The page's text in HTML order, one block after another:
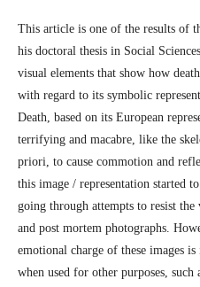
This article is one of the results of
his doctoral thesis in Social
visual elements that show how
with regard to its symbolic
Death, based on its European
terrifying and macabre, like the
priori, to cause commotion and
this image / representation started
going through attempts to resist
and post mortem photographs.
emotional charge of these images
when used for other purposes,